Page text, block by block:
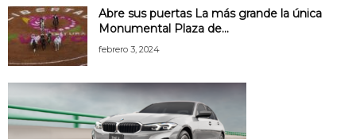
Abre sus puertas La más grande la única
Monumental Plaza de...
febrero 3, 2024